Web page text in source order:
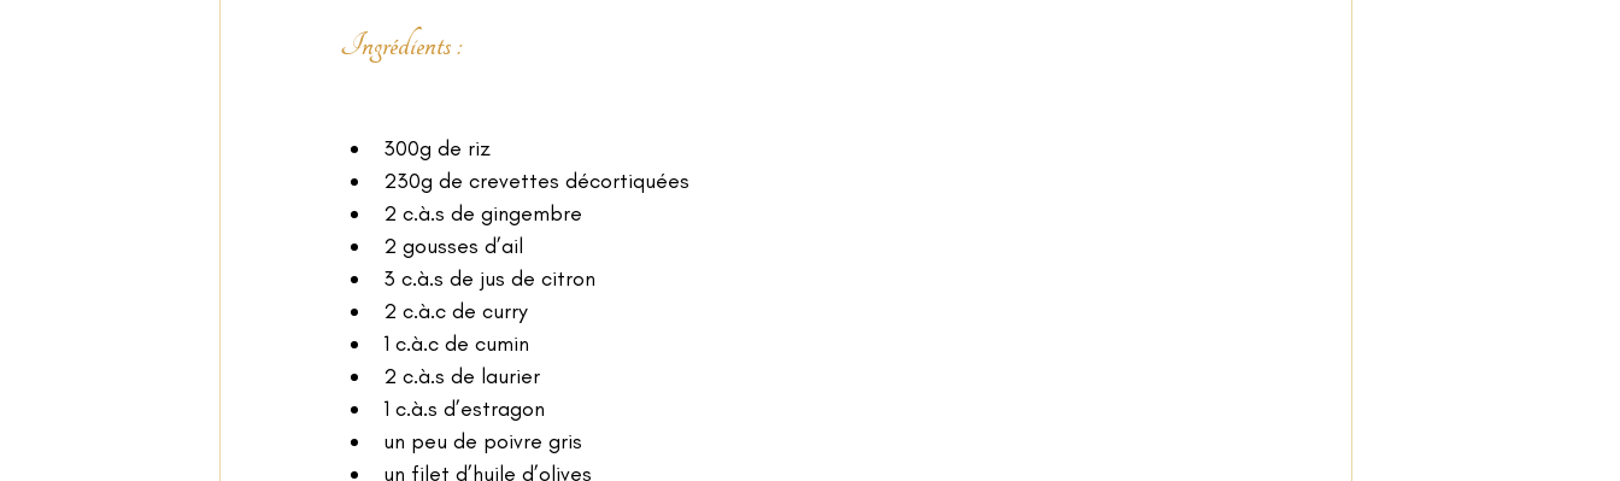
Ingrédients :
300g de riz
230g de crevettes décortiquées
2 c.à.s de gingembre
2 gousses d’ail
3 c.à.s de jus de citron
2 c.à.c de curry
1 c.à.c de cumin
2 c.à.s de laurier
1 c.à.s d’estragon
un peu de poivre gris
un filet d’huile d’olives